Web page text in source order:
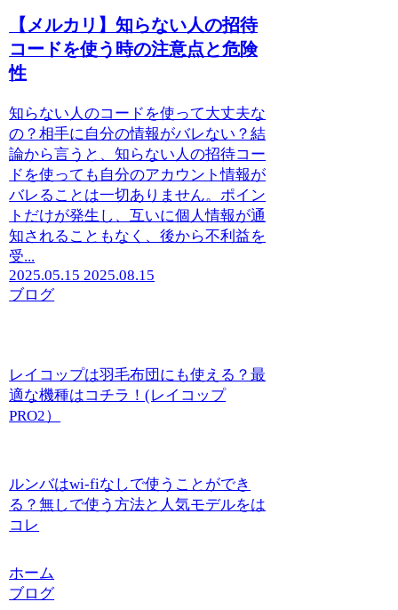
【メルカリ】知らない人の招待
コードを使う時の注意点と危険
性
知らない人のコードを使って大丈夫な
の？相手に自分の情報がバレない？結
論から言うと、知らない人の招待コー
ドを使っても自分のアカウント情報が
バレることは一切ありません。ポイン
トだけが発生し、互いに個人情報が通
知されることもなく、後から不利益を
受...
2025.05.15 2025.08.15
ブログ
レイコップは羽毛布団にも使える？最
適な機種はコチラ！(レイコップ
PRO2）
ルンバはwi-fiなしで使うことができ
る？無しで使う方法と人気モデルをは
コレ
ホーム
ブログ